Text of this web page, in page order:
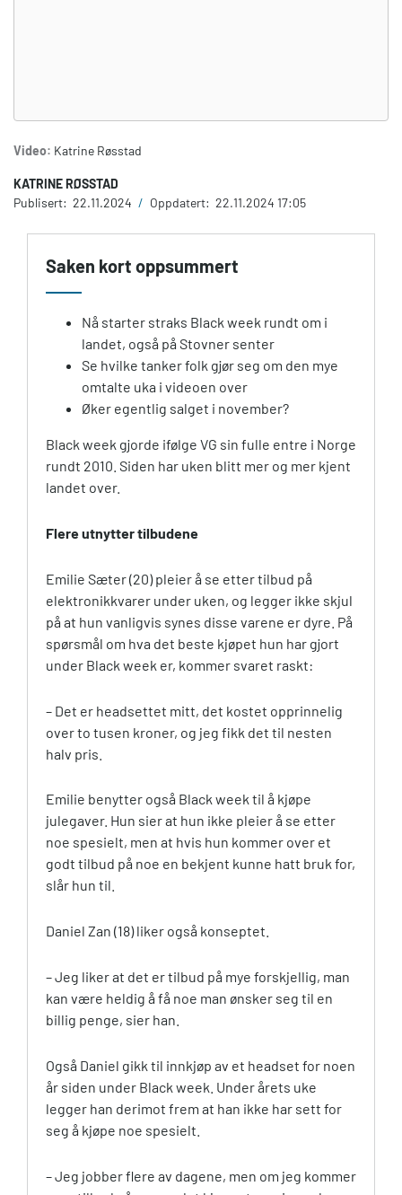
Video: Katrine Røsstad
KATRINE RØSSTAD
Publisert: 22.11.2024 / Oppdatert: 22.11.2024 17:05
Saken kort oppsummert
Nå starter straks Black week rundt om i
landet, også på Stovner senter
Se hvilke tanker folk gjør seg om den mye
omtalte uka i videoen over
Øker egentlig salget i november?
Black week gjorde ifølge VG sin fulle entre i Norge
rundt 2010. Siden har uken blitt mer og mer kjent
landet over.
Flere utnytter tilbudene
Emilie Sæter (20) pleier å se etter tilbud på
elektronikkvarer under uken, og legger ikke skjul
på at hun vanligvis synes disse varene er dyre. På
spørsmål om hva det beste kjøpet hun har gjort
under Black week er, kommer svaret raskt:
– Det er headsettet mitt, det kostet opprinnelig
over to tusen kroner, og jeg fikk det til nesten
halv pris.
Emilie benytter også Black week til å kjøpe
julegaver. Hun sier at hun ikke pleier å se etter
noe spesielt, men at hvis hun kommer over et
godt tilbud på noe en bekjent kunne hatt bruk for,
slår hun til.
Daniel Zan (18) liker også konseptet.
– Jeg liker at det er tilbud på mye forskjellig, man
kan være heldig å få noe man ønsker seg til en
billig penge, sier han.
Også Daniel gikk til innkjøp av et headset for noen
år siden under Black week. Under årets uke
legger han derimot frem at han ikke har sett for
seg å kjøpe noe spesielt.
– Jeg jobber flere av dagene, men om jeg kommer